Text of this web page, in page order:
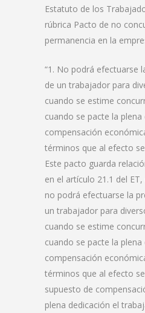
Estatuto de los
rúbrica Pacto de no
permanencia en la
“1. No podrá efectuarse
de un trabajador para
cuando se estime
cuando se pacte la
compensación
términos que al efecto
Este pacto guarda
en el artículo 21.1 del
no podrá efectuarse la
un trabajador para
cuando se estime
cuando se pacte la
compensación
términos que al efecto
supuesto de
plena dedicación el